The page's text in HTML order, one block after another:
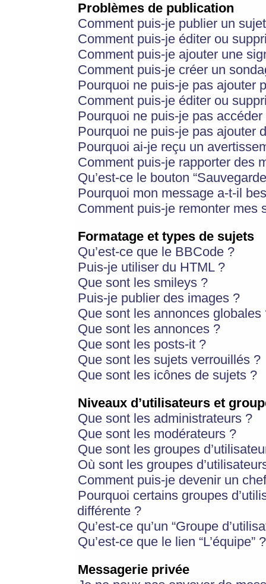
Problèmes de publication
Comment puis-je publier un
Comment puis-je éditer ou
Comment puis-je ajouter une
Comment puis-je créer un
Pourquoi ne puis-je pas ajouter
Comment puis-je éditer ou
Pourquoi ne puis-je pas
Pourquoi ne puis-je pas ajouter
Pourquoi ai-je reçu un
Comment puis-je rapporter des
Qu’est-ce le bouton
Pourquoi mon message a-t-il
Comment puis-je remonter mes
Formatage et types de sujets
Qu’est-ce que le BBCode ?
Puis-je utiliser du HTML ?
Que sont les smileys ?
Puis-je publier des images ?
Que sont les annonces globales
Que sont les annonces ?
Que sont les posts-it ?
Que sont les sujets verrouillés ?
Que sont les icônes de sujets ?
Niveaux d’utilisateurs et
Que sont les administrateurs ?
Que sont les modérateurs ?
Que sont les groupes
Où sont les groupes
Comment puis-je devenir un
Pourquoi certains groupes
différente ?
Qu’est-ce qu’un “Groupe
Qu’est-ce que le lien “L’équipe” ?
Messagerie privée